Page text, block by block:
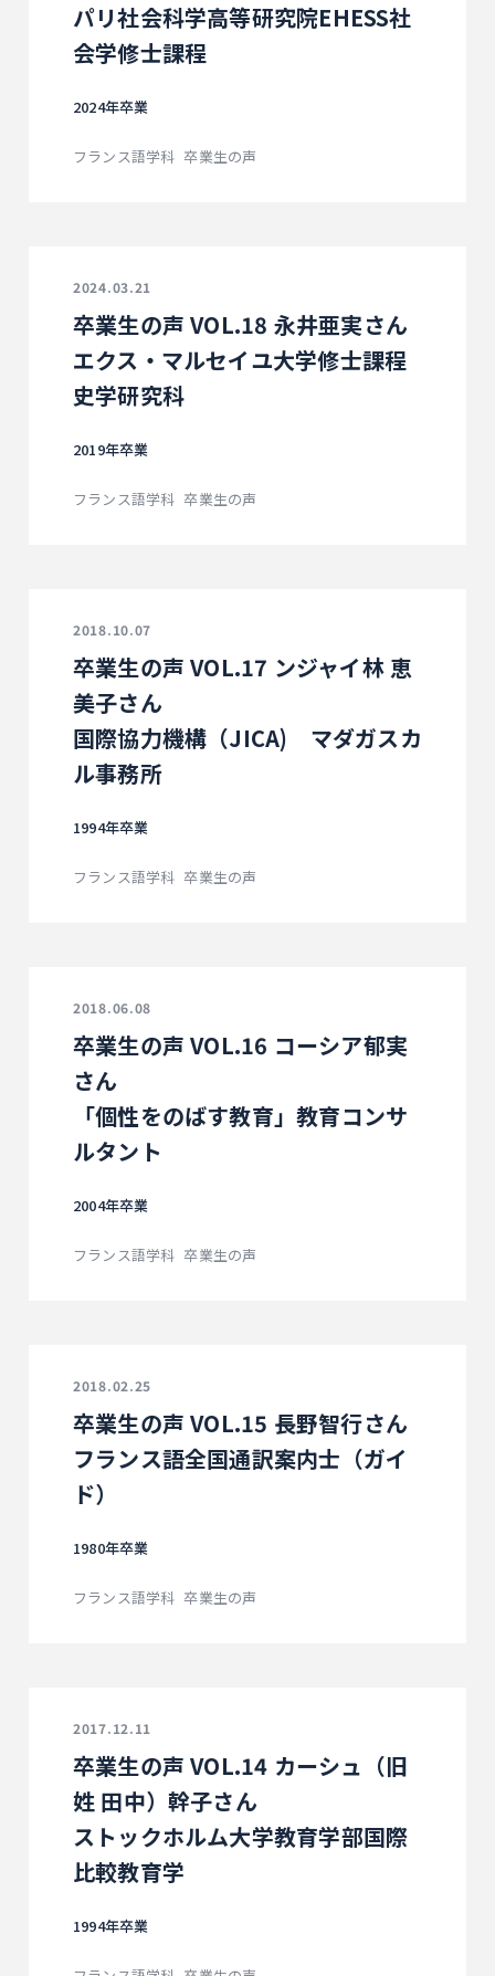
パリ社会科学高等研究院EHESS社
会学修士課程
2024年卒業
フランス語学科 卒業生の声
2024.03.21
卒業生の声 VOL.18 永井亜実さん
エクス・マルセイユ大学修士課程
史学研究科
2019年卒業
フランス語学科 卒業生の声
2018.10.07
卒業生の声 VOL.17 ンジャイ林 恵
美子さん
国際協力機構（JICA) マダガスカ
ル事務所
1994年卒業
フランス語学科 卒業生の声
2018.06.08
卒業生の声 VOL.16 コーシア郁実
さん
「個性をのばす教育」教育コンサ
ルタント
2004年卒業
フランス語学科 卒業生の声
2018.02.25
卒業生の声 VOL.15 長野智行さん
フランス語全国通訳案内士（ガイ
ド）
1980年卒業
フランス語学科 卒業生の声
2017.12.11
卒業生の声 VOL.14 カーシュ（旧
姓 田中）幹子さん
ストックホルム大学教育学部国際
比較教育学
1994年卒業